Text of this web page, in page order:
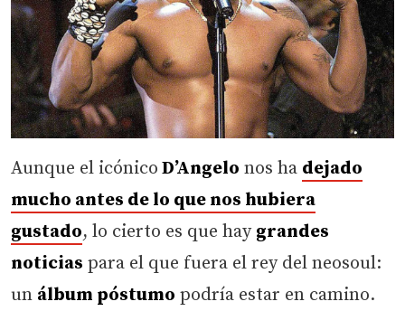
Aunque el icónico D’Angelo nos ha dejado
mucho antes de lo que nos hubiera
gustado, lo cierto es que hay grandes
noticias para el que fuera el rey del neosoul:
un álbum póstumo podría estar en camino.